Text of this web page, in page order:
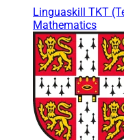
Linguaskill TKT
Mathematics